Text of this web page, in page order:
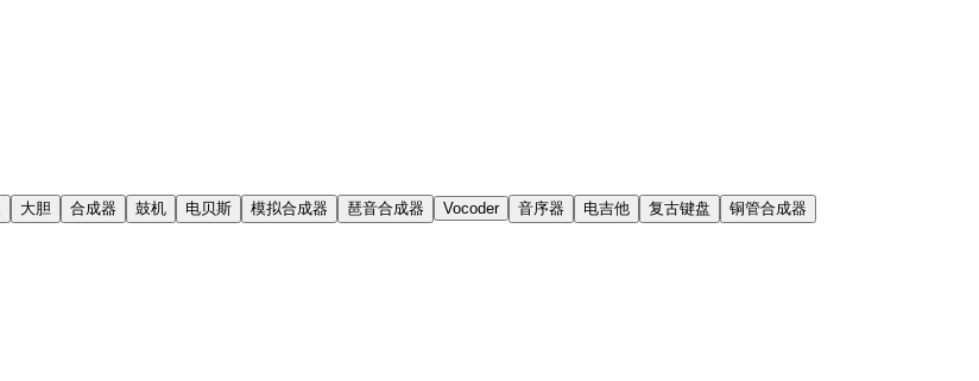
大胆 合成器 鼓机 电贝斯 模拟合成器 琶音合成器 Vocoder 音序器 电吉他 复古键盘 铜管合成器